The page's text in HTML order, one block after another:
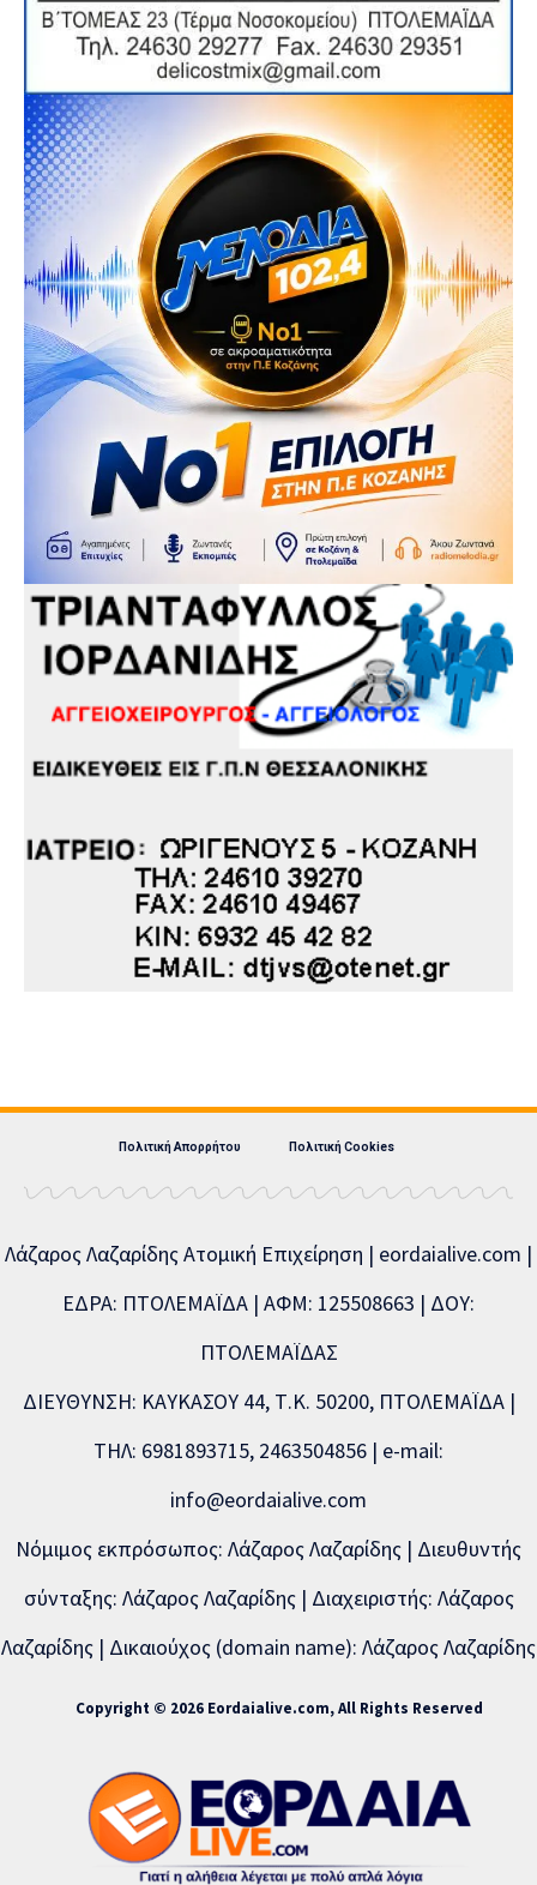
Πολιτική Απορρήτου Πολιτική Cookies
Λάζαρος Λαζαρίδης Ατομική Επιχείρηση | eordaialive.com |
ΕΔΡΑ: ΠΤΟΛΕΜΑΪΔΑ | ΑΦΜ: 125508663 | ΔΟΥ:
ΠΤΟΛΕΜΑΪΔΑΣ
ΔΙΕΥΘΥΝΣΗ: ΚΑΥΚΑΣΟΥ 44, Τ.Κ. 50200, ΠΤΟΛΕΜΑΪΔΑ |
ΤΗΛ: 6981893715, 2463504856 | e-mail:
info@eordaialive.com
Νόμιμος εκπρόσωπος: Λάζαρος Λαζαρίδης | Διευθυντής
σύνταξης: Λάζαρος Λαζαρίδης | Διαχειριστής: Λάζαρος
Λαζαρίδης | Δικαιούχος (domain name): Λάζαρος Λαζαρίδης
Copyright © 2026 Eordaialive.com, All Rights Reserved